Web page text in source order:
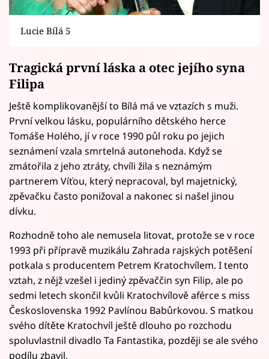
Lucie Bílá 5
Tragická první láska a otec jejího syna
Filipa
Ještě komplikovanější to Bílá má ve vztazích s muži.
První velkou lásku, populárního dětského herce
Tomáše Holého, jí v roce 1990 půl roku po jejich
seznámení vzala smrtelná autonehoda. Když se
zmátořila z jeho ztráty, chvíli žila s neznámým
partnerem Víťou, který nepracoval, byl majetnický,
zpěvačku často ponižoval a nakonec si našel jinou
dívku.
Rozhodně toho ale nemusela litovat, protože se v roce
1993 při přípravě muzikálu Zahrada rajských potěšení
potkala s producentem Petrem Kratochvílem. I tento
vztah, z nějž vzešel i jediný zpěvaččin syn Filip, ale po
sedmi letech skončil kvůli Kratochvílově aférce s miss
Československa 1992 Pavlínou Babůrkovou. S matkou
svého dítěte Kratochvíl ještě dlouho po rozchodu
spoluvlastnil divadlo Ta Fantastika, později se ale svého
podílu zbavil.